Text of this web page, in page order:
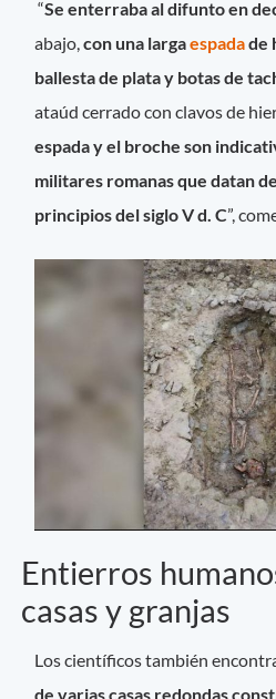
“Se enterraba al difunto en
abajo,con una largaespadade
ballesta de plata y botas de
ataúd cerrado con clavos de
espada y el broche son
militares romanas que datan
principios del siglo V d. C”,
Entierros
casas y granjas
Los científicos también
de varias casas redondas